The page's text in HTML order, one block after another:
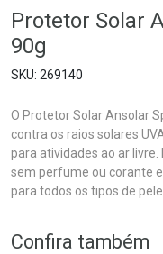
Protetor Solar
90g
269140
O Protetor Solar Ansolar
contra os raios solares
para atividades ao ar
sem perfume ou corante
para todos os tipos de pele.
Confira também